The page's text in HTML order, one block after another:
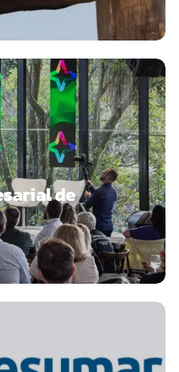
de